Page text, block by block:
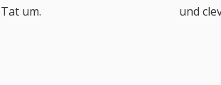
Tat um.
und